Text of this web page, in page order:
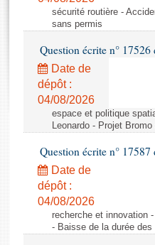
Rapports législatifs
Rapports sur l'application des
Baromètre de l’application
Dossiers législatifs
Budget et sécurité sociale
Questions écrites et orales
Comptes rendus des débats
Anciennes législatures
sécurité routière -
sans permis
Question écrite n°
Date de
dépôt :
04/08/2026
espace et politique
Leonardo - Projet
Question écrite n°
Date de
dépôt :
04/08/2026
recherche et innovation
- Baisse de la durée